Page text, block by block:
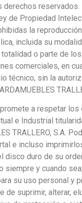
derechos reservados.
de Propiedad
la
incluida su
o parte de
comerciales, en
técnico, sin la
a respetar los
e Industrial
TRALLERO, S.A.
e incluso
disco duro de su
y cuando
su uso personal y
de suprimir, alterar,